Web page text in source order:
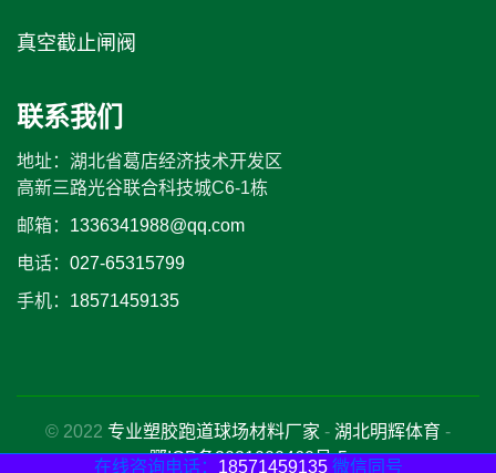
真空截止闸阀
联系我们
地址：湖北省葛店经济技术开发区
高新三路光谷联合科技城C6-1栋
邮箱： 1336341988@qq.com
电话： 027-65315799
手机： 18571459135
© 2022 专业塑胶跑道球场材料厂家 - 湖北明辉体育 -
鄂ICP备2021000460号-5
在线咨询电话： 18571459135微信同号